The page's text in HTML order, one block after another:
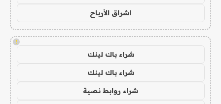
اشراق الأرباح
!
شراء باك لينك
شراء باك لينك
شراء روابط نصية